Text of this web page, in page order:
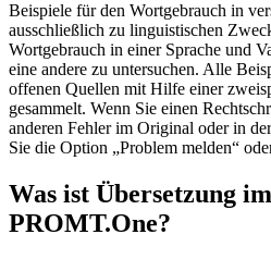
Beispiele für den Wortgebrauch in
ausschließlich zu linguistischen
Wortgebrauch in einer Sprache und
eine andere zu untersuchen. Alle
offenen Quellen mit Hilfe einer
gesammelt. Wenn Sie einen
anderen Fehler im Original oder in
Sie die Option „Problem melden“
Was ist Übersetzung
PROMT.One?